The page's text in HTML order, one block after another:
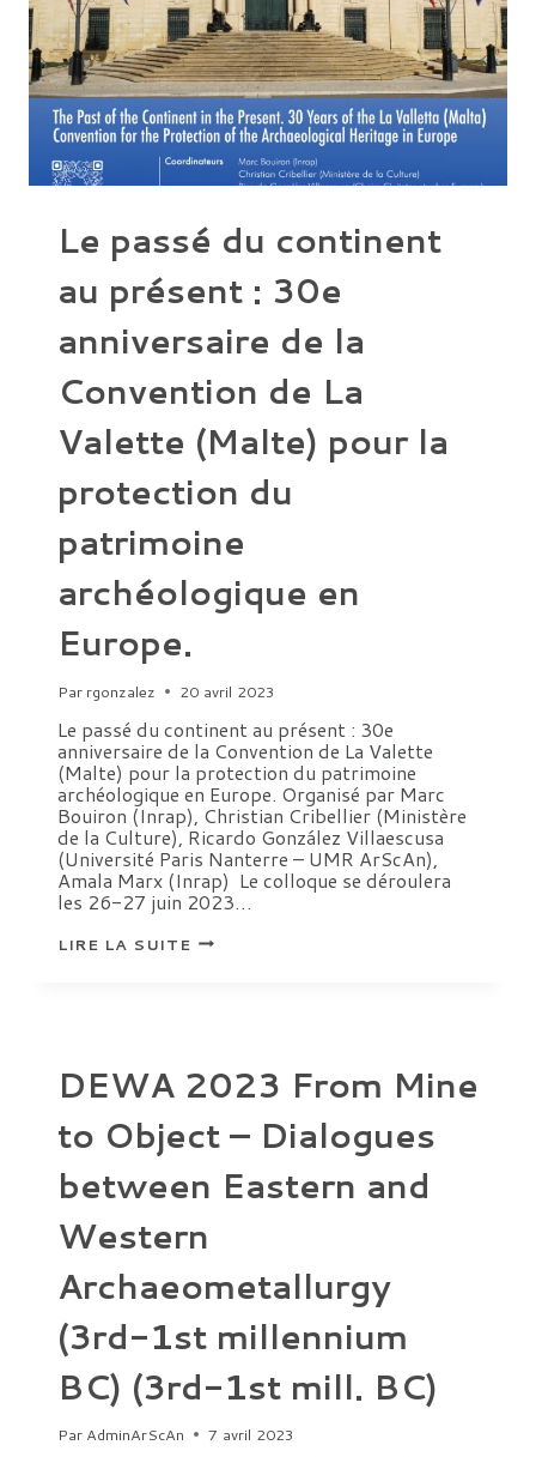
Le passé du continent
au présent : 30e
anniversaire de la
Convention de La
Valette (Malte) pour la
protection du
patrimoine
archéologique en
Europe.
Par rgonzalez 20 avril 2023
Le passé du continent au présent : 30e
anniversaire de la Convention de La Valette
(Malte) pour la protection du patrimoine
archéologique en Europe. Organisé par Marc
Bouiron (Inrap), Christian Cribellier (Ministère
de la Culture), Ricardo González Villaescusa
(Université Paris Nanterre – UMR ArScAn),
Amala Marx (Inrap) Le colloque se déroulera
les 26-27 juin 2023…
LIRE LA SUITELE
PASSÉ
ANNIVERSAIRE
DE
CONVENTION
DE
VALETTE
(MALTE)
PROTECTION
PATRIMOINE
ARCHÉOLOGIQUE
EUROPE.
DEWA 2023 From Mine
to Object – Dialogues
between Eastern and
Western
Archaeometallurgy
(3rd-1st millennium
BC) (3rd-1st mill. BC)
Par AdminArScAn 7 avril 2023